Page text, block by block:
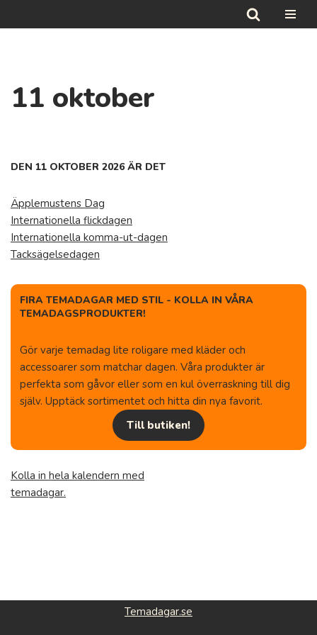
11 oktober
DEN 11 OKTOBER 2026 ÄR DET
Äpplemustens Dag
Internationella flickdagen
Internationella komma-ut-dagen
Tacksägelsedagen
FIRA TEMADAGAR MED STIL - KOLLA IN VÅRA
TEMADAGSPRODUKTER!
Gör varje temadag lite roligare med kläder och
accessoarer som matchar dagen. Våra produkter är
perfekta som gåvor eller som en kul överraskning till dig
själv. Upptäck sortimentet och hitta din nya favorit.
Till butiken!
Kolla in hela kalendern med
temadagar.
Temadagar.se